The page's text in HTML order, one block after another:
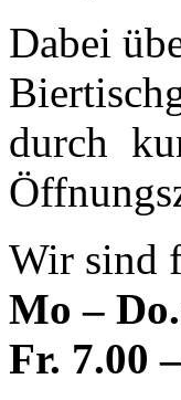
Dabei
durch
Wir sind
Mo –
Fr. 7.00